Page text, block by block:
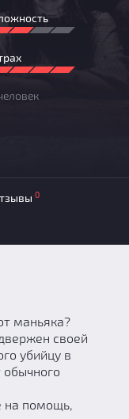
0
маньяка?
своей
убийцу в
обычного
на помощь,